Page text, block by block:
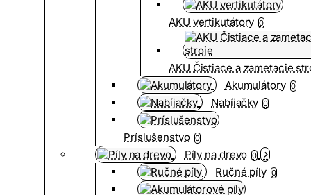
AKU vertikutátory 0
AKU Čistiace a zametacie
Akumulátory 0
Nabíjačky 0
Príslušenstvo 0
Píly na drevo 0
Ručné píly 0